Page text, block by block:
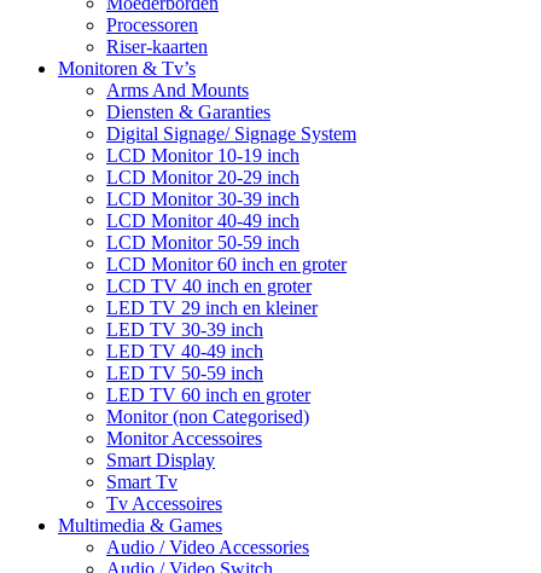
Processoren
Riser-kaarten
Monitoren & Tv’s
Arms And Mounts
Diensten & Garanties
Digital Signage/ Signage System
LCD Monitor 10-19 inch
LCD Monitor 20-29 inch
LCD Monitor 30-39 inch
LCD Monitor 40-49 inch
LCD Monitor 50-59 inch
LCD Monitor 60 inch en groter
LCD TV 40 inch en groter
LED TV 29 inch en kleiner
LED TV 30-39 inch
LED TV 40-49 inch
LED TV 50-59 inch
LED TV 60 inch en groter
Monitor (non Categorised)
Monitor Accessoires
Smart Display
Smart Tv
Tv Accessoires
Multimedia & Games
Audio / Video Accessories